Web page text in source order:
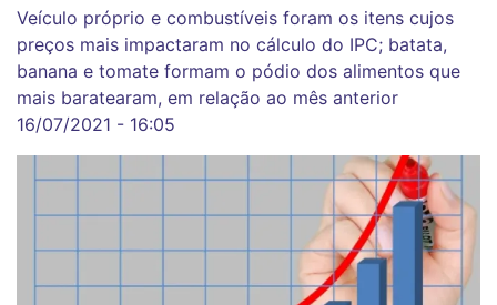
Veículo próprio e combustíveis foram os itens cujos
preços mais impactaram no cálculo do IPC; batata,
banana e tomate formam o pódio dos alimentos que
mais baratearam, em relação ao mês anterior
16/07/2021 - 16:05